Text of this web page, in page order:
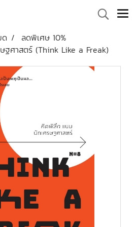
ลดพิเศษ 10%
ฐศาสตร์ (Think Like a Freak)